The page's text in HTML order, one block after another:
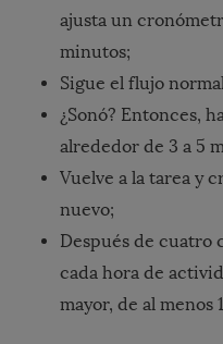
ajusta un
minutos;
Sigue el flujo
¿Sonó? Entonces,
alrededor de 3 a 5
Vuelve a la tarea y
nuevo;
Después de cuatro
cada hora de
mayor, de al menos